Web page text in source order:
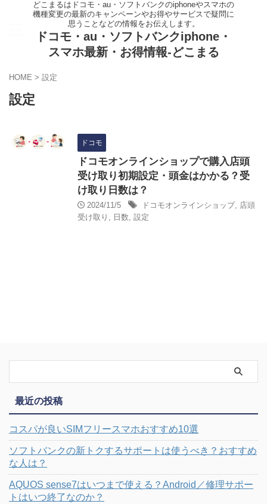
どこまるはドコモ・au・ソフトバンクのiphoneやスマホの
機種変更の最新のキャンペーンやお得やサービスで疑問に
思うことなどの情報をお伝えします。
ドコモ・au・ソフトバンクiphone・
スマホ最新・お得情報-どこまる
HOME > 設定
設定
ドコモ
ドコモオンラインショップで購入店頭
受け取り初期設定・頭金はかかる？受
け取り日数は？
2024/11/5 ドコモオンラインショップ, 店頭
受け取り , 日数, 設定
最近の投稿
コスパが良いSIMフリースマホおすすめ10選
ソフトバンクの新トクするサポートは使うべき？おすすめ
な人は？
AQUOS sense7はいつまで使える？Android／修理サポー
トはいつ終了なのか？